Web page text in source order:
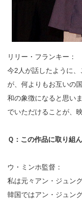
リリー・フランキー：
今2人が話したように
が、何よりもお互いの
和の象徴になると思い
でいただけることが、
Ｑ：この作品に取り組
ウ・ミンホ監督：
私は元々アン・ジュン
韓国ではアン・ジュン